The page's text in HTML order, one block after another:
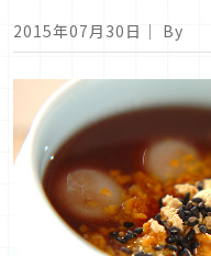
2015年07月30日 ｜ By